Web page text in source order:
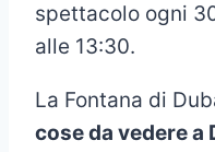
spettacolo ogni
alle 13:30.
La Fontana di
cose da vedere a